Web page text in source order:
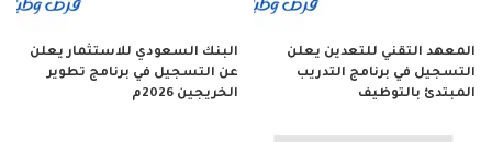
المعهد التقني للتعدين يعلن
التسجيل في برنامج التدريب
المبتدئ بالتوظيف
البنك السعودي للاستثمار يعلن
عن التسجيل في برنامج تطوير
الخريجين 2026م